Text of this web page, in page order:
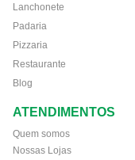
Lanchonete
Padaria
Pizzaria
Restaurante
Blog
ATENDIMENTOS
Quem somos
Nossas Lojas